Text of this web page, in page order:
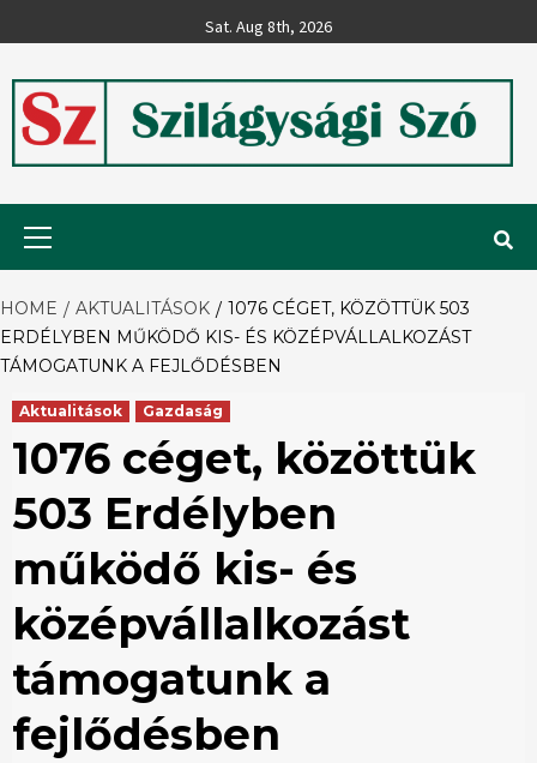
to
Sat. Aug 8th, 2026
Szilágysági
Szó
HOME AKTUALITÁSOK
1076 CÉGET, KÖZÖTTÜK 503
ERDÉLYBEN MŰKÖDŐ KIS- ÉS KÖZÉPVÁLLALKOZÁST
TÁMOGATUNK A FEJLŐDÉSBEN
Aktualitások Gazdaság
1076 céget, közöttük
503 Erdélyben
működő kis- és
középvállalkozást
támogatunk a
fejlődésben